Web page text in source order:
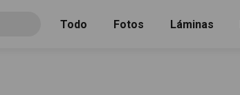
Todo Fotos Láminas